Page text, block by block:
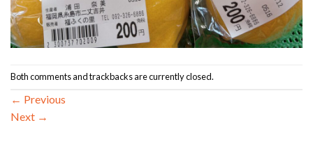
Both comments and trackbacks are currently closed.
← Previous
Next →